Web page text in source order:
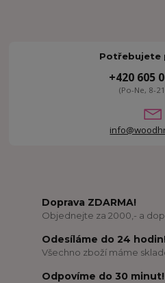
Potřebujete
+420 605
(Po-Ne, 8-
Doprava ZDARMA!
Objednejte za 2000,- a
Odesíláme do 24
Všechno zboží máme
Odpovíme do 30 minut!